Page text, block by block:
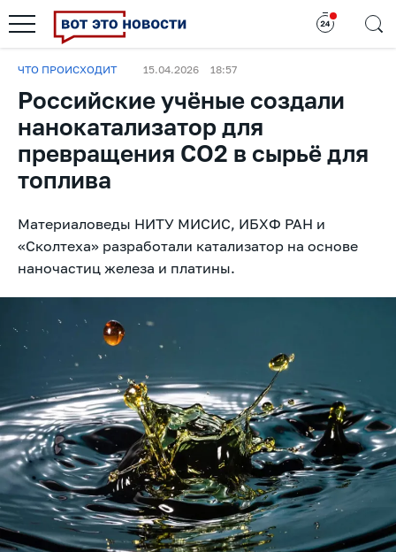
ЧТО ПРОИСХОДИТ 15.04.2026 18:57
Российские учёные создали
нанокатализатор для
превращения CO2 в сырьё для
топлива
Материаловеды НИТУ МИСИС, ИБХФ РАН и
«Сколтеха» разработали катализатор на основе
наночастиц железа и платины.